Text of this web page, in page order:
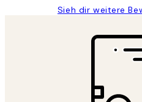
Sieh dir weitere